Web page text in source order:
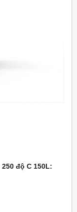
250 độ C 150L: